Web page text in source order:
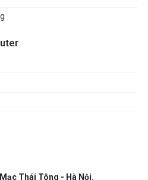
Thái Tông - Hà Nội.